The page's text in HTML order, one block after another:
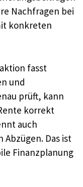
Nachfragen bei
konkreten
fasst
und
prüft, kann
korrekt
auch
Das ist
Finanzplanung